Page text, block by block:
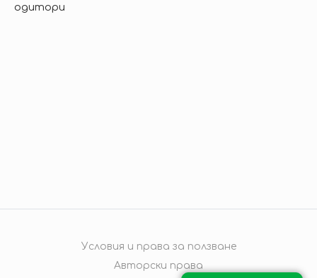
одитори
Условия и права за ползване
Авторски права